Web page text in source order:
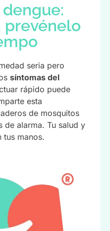
prevénelo
seria pero
síntomas del
rápido puede
esta
de mosquitos
de alarma. Tu salud y
tus manos.